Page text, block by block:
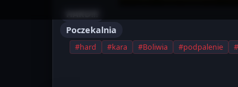
Poczekalnia
#hard #kara #Boliwia #podpalenie